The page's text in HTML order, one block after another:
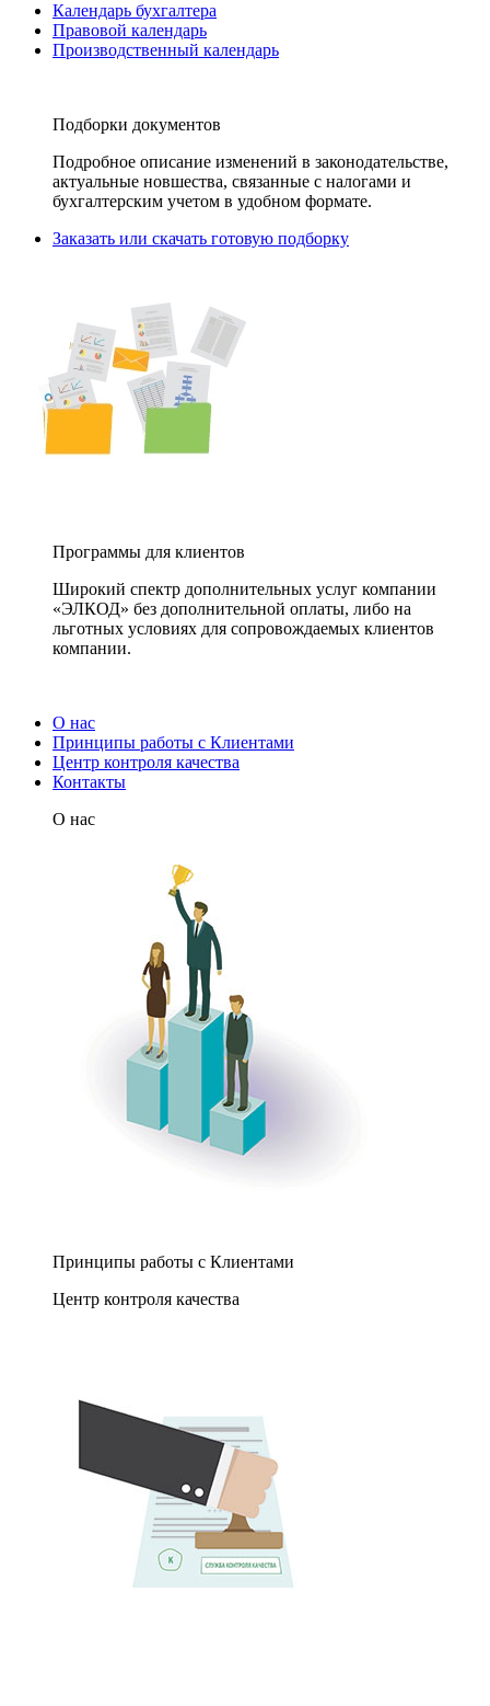
Календарь бухгалтера
Правовой календарь
Производственный календарь
Подборки документов
Подробное описание изменений в законодательстве,
актуальные новшества, связанные с налогами и
бухгалтерским учетом в удобном формате.
Заказать или скачать готовую подборку
Программы для клиентов
Широкий спектр дополнительных услуг компании
«ЭЛКОД» без дополнительной оплаты, либо на
льготных условиях для сопровождаемых клиентов
компании.
О нас
Принципы работы с Клиентами
Центр контроля качества
Контакты
О нас
Принципы работы с Клиентами
Центр контроля качества